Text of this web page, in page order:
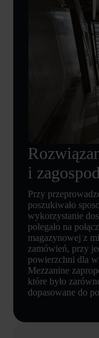
i
Przy
poszukiwało
wykorzystanie
polegało na
magazynowej z
zamówień, przy
powierzchni dla
Mezzanine
które było
dopasowane do